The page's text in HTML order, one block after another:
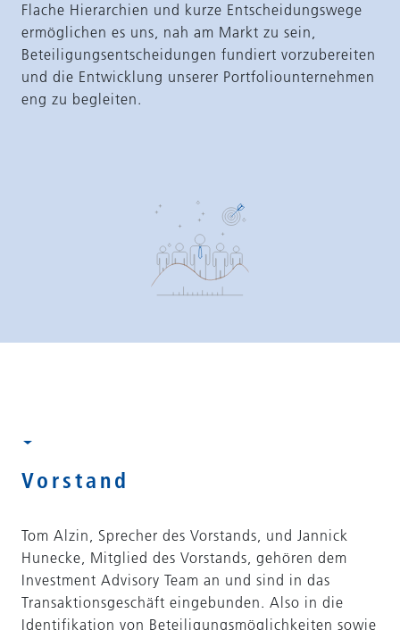
Flache Hierarchien und kurze Entscheidungswege
ermöglichen es uns, nah am Markt zu sein,
Beteiligungsentscheidungen fundiert vorzubereiten
und die Entwicklung unserer Portfoliounternehmen
eng zu begleiten.
Vorstand
Tom Alzin, Sprecher des Vorstands, und Jannick
Hunecke, Mitglied des Vorstands, gehören dem
Investment Advisory Team an und sind in das
Transaktionsgeschäft eingebunden. Also in die
Identifikation von Beteiligungsmöglichkeiten sowie